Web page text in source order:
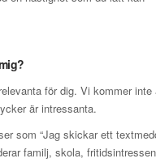
för dig. Vi kommer
är intressanta.
som “Jag skickar ett
familj, skola,